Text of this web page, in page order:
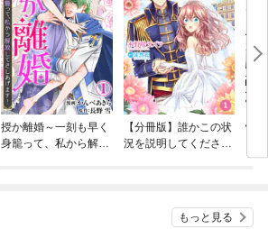
授か離婚～一刻も早く
身籠って、私から解放
【分冊版】誰かこの状
況を説明してくださ
怪
もっと見る